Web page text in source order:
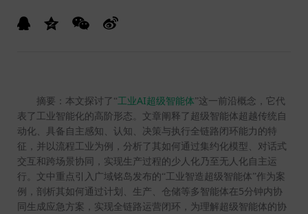
摘要：本文探讨了“工业AI超级智能体”这一前沿概念，它代
表了工业智能化的高阶形态。文章阐释了超级智能体超越传统自
动化、具备自主感知、认知、决策与执行全链路闭环能力的特
征，并以流程工业为例，分析了其如何通过集约化模型、对话式
交互和跨场景协同，实现生产过程的少人化乃至无人化自主运
行。文中重点引入广域铭岛发布的“工业智造超级智能体”作为案
例，剖析其如何通过计划、生产、仓储等多智能体在5分钟内协
同生成应急方案，实现全链路运营闭环，为理解超级智能体的协